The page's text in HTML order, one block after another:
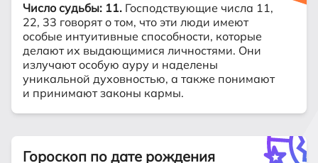
Число судьбы: 11. Господствующие числа 11,
22, 33 говорят о том, что эти люди имеют
особые интуитивные способности, которые
делают их выдающимися личностями. Они
излучают особую ауру и наделены
уникальной духовностью, а также понимают
и принимают законы кармы.
Гороскоп по дате рождения